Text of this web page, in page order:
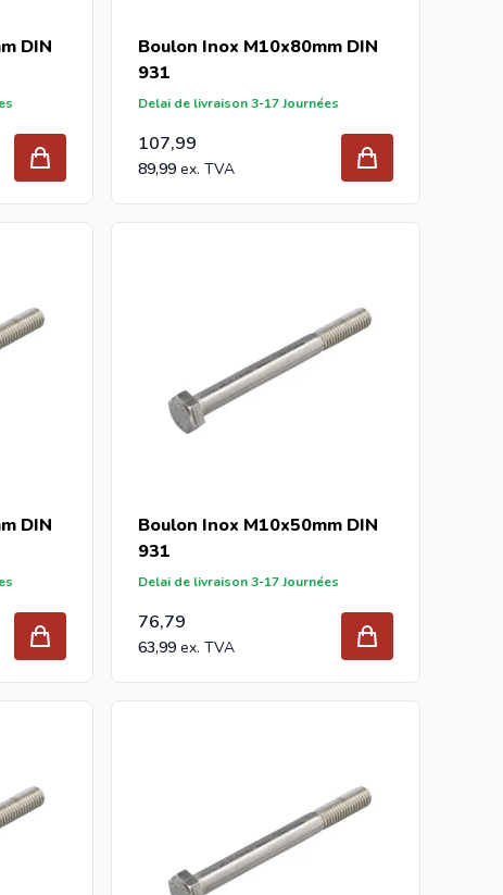
DIN
Boulon Inox M10x80mm DIN
931
Delai de livraison 3-17 Journées
107,99
89,99
DIN
Boulon Inox M10x50mm DIN
931
Delai de livraison 3-17 Journées
76,79
63,99